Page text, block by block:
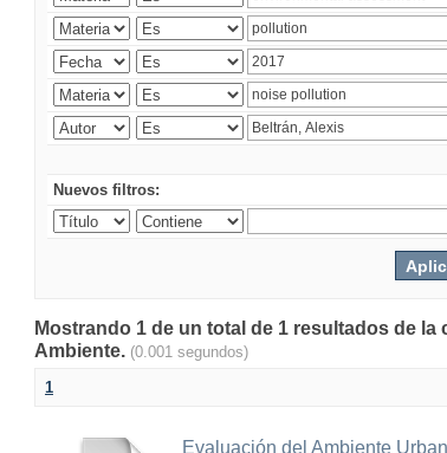
Nuevos filtros:
Mostrando 1 de un total de 1 resultados de
Ambiente. (0.001 segundos)
1
Evaluación del Ambiente